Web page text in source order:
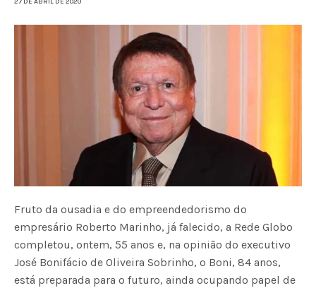
Fruto da ousadia e do empreendedorismo do
empresário Roberto Marinho, já falecido, a Rede Globo
completou, ontem, 55 anos e, na opinião do executivo
José Bonifácio de Oliveira Sobrinho, o Boni, 84 anos,
está preparada para o futuro, ainda ocupando papel de